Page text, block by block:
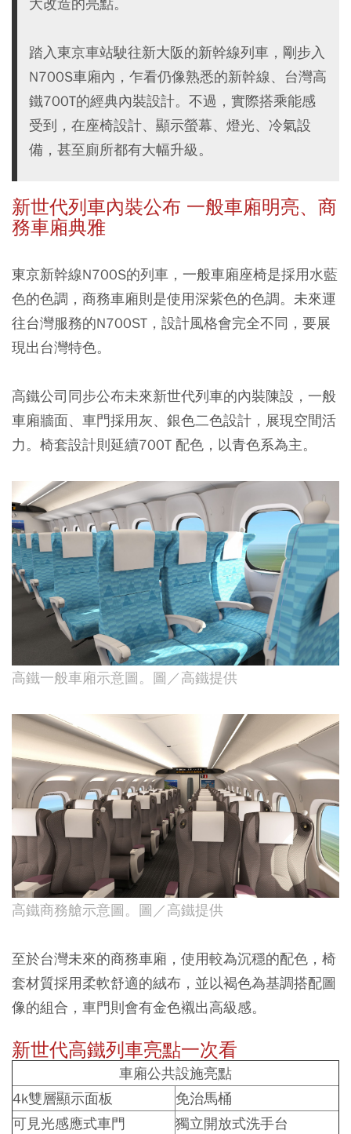
踏入東京車站駛往新大阪的新幹線列車，剛步入
N700S車廂內，乍看仍像熟悉的新幹線、台灣高
鐵700T的經典內裝設計。不過，實際搭乘能感
受到，在座椅設計、顯示螢幕、燈光、冷氣設
備，甚至廁所都有大幅升級。
新世代列車內裝公布 一般車廂明亮、商
務車廂典雅
東京新幹線N700S的列車，一般車廂座椅是採用水藍
色的色調，商務車廂則是使用深紫色的色調。未來運
往台灣服務的N700ST，設計風格會完全不同，要展
現出台灣特色。
高鐵公司同步公布未來新世代列車的內裝陳設，一般
車廂牆面、車門採用灰、銀色二色設計，展現空間活
力。椅套設計則延續700T 配色，以青色系為主。
高鐵一般車廂示意圖。圖／高鐵提供
高鐵商務艙示意圖。圖／高鐵提供
至於台灣未來的商務車廂，使用較為沉穩的配色，椅
套材質採用柔軟舒適的絨布，並以褐色為基調搭配圖
像的組合，車門則會有金色襯出高級感。
新世代高鐵列車亮點一次看
車廂公共設施亮點
4k雙層顯示面板
免治馬桶
可見光感應式車門
獨立開放式洗手台